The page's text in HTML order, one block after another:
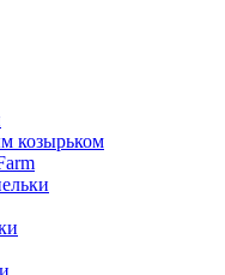
козырьком